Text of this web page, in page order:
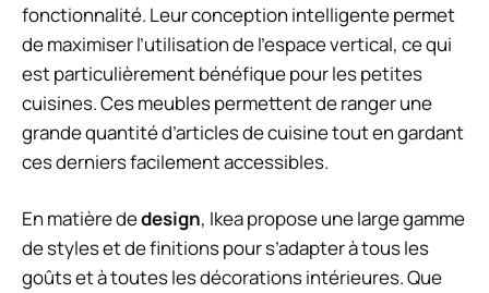
fonctionnalité. Leur conception intelligente permet
de maximiser l’utilisation de l’espace vertical, ce qui
est particulièrement bénéfique pour les petites
cuisines. Ces meubles permettent de ranger une
grande quantité d’articles de cuisine tout en gardant
ces derniers facilement accessibles.
En matière dedesign, Ikea propose une large gamme
de styles et de finitions pour s’adapter à tous les
goûts et à toutes les décorations intérieures. Que